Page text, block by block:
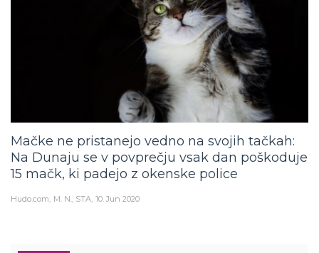
Mačke ne pristanejo vedno na svojih tačkah:
Na Dunaju se v povprečju vsak dan poškoduje
15 mačk, ki padejo z okenske police
Hudo.com M. N., STA 10. Jun 2020